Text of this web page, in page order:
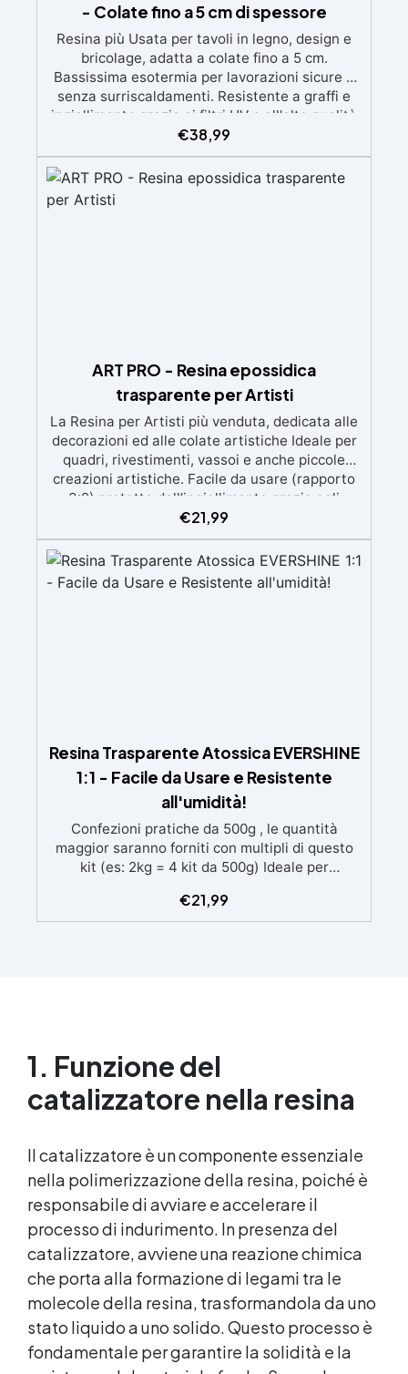
- Colate fino a 5 cm di spessore
Resina più Usata per tavoli in legno, design e
bricolage, adatta a colate fino a 5 cm.
Bassissima esotermia per lavorazioni sicure e
senza surriscaldamenti. Resistente a graffi e
ingiallimento grazie ai filtri UV e all'alta qualità
meccanica. Bassa viscosità per eliminare bolle
d'aria e ottenere finiture lisce. Sicura, atossica,
BPA/VOC free e certificata per il contatto
prolungato con la pelle.
€38,99
ART PRO - Resina epossidica
trasparente per Artisti
La Resina per Artisti più venduta, dedicata alle
decorazioni ed alle colate artistiche Ideale per
quadri, rivestimenti, vassoi e anche piccole
creazioni artistiche. Facile da usare (rapporto
3:2) protetta dall’ingiallimento grazie agli
speciali filtri UV Formula densa : non cola via,
mantenendo i design precisi e puliti. Indurisce
in 12-24h garantendo una superficie lucida e
brillante
€21,99
Resina Trasparente Atossica EVERSHINE
1:1 - Facile da Usare e Resistente
all'umidità!
Confezioni pratiche da 500g , le quantità
maggior saranno forniti con multipli di questo
kit (es: 2kg = 4 kit da 500g) Ideale per
inizia. Sempre lucida: garantisce una finitura
brillante e uniforme in ogni condizione.
€21,99
1. Funzione del
catalizzatore nella resina
Il catalizzatore è un componente essenziale
nella polimerizzazione della resina, poiché è
responsabile di avviare e accelerare il
processo di indurimento. In presenza del
catalizzatore, avviene una reazione chimica
che porta alla formazione di legami tra le
molecole della resina, trasformandola da uno
stato liquido a uno solido. Questo processo è
fondamentale per garantire la solidità e la